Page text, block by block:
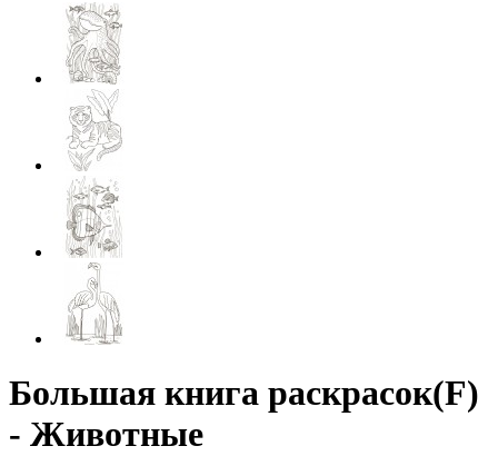
Большая книга раскрасок(F)
- Животные